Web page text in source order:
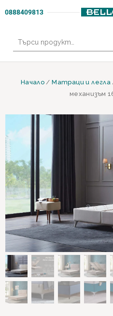
0888409813
за:
Начало /Матраци и легла
механизъм